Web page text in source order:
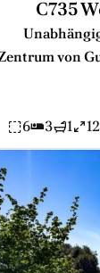
C735
von
6
3 1